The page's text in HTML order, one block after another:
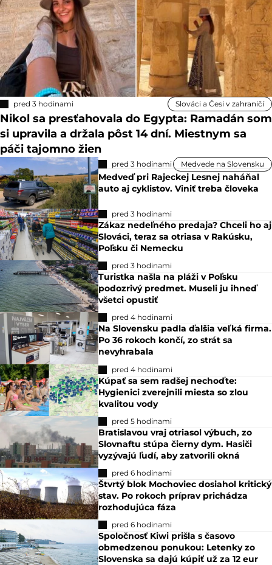
pred 3 hodinami Slováci a Česi v zahraničí
Nikol sa presťahovala do Egypta: Ramadán som
si upravila a držala pôst 14 dní. Miestnym sa
páči tajomno žien
pred 3 hodinami Medvede na Slovensku
Medveď pri Rajeckej Lesnej naháňal
auto aj cyklistov. Viniť treba človeka
pred 3 hodinami
Zákaz nedeľného predaja? Chceli ho aj
Slováci, teraz sa otriasa v Rakúsku,
Poľsku či Nemecku
pred 3 hodinami
Turistka našla na pláži v Poľsku
podozrivý predmet. Museli ju ihneď
všetci opustiť
pred 4 hodinami
Na Slovensku padla ďalšia veľká firma.
Po 36 rokoch končí, zo strát sa
nevyhrabala
pred 4 hodinami
Kúpať sa sem radšej nechoďte:
Hygienici zverejnili miesta so zlou
kvalitou vody
pred 5 hodinami
Bratislavou vraj otriasol výbuch, zo
Slovnaftu stúpa čierny dym. Hasiči
vyzývajú ľudí, aby zatvorili okná
pred 6 hodinami
Štvrtý blok Mochoviec dosiahol kritický
stav. Po rokoch príprav prichádza
rozhodujúca fáza
pred 6 hodinami
Spoločnosť Kiwi prišla s časovo
obmedzenou ponukou: Letenky zo
Slovenska sa dajú kúpiť už za 12 eur